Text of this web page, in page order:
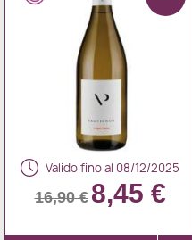
Valido fino al 08/12/2025
16,90 € 8,45 €